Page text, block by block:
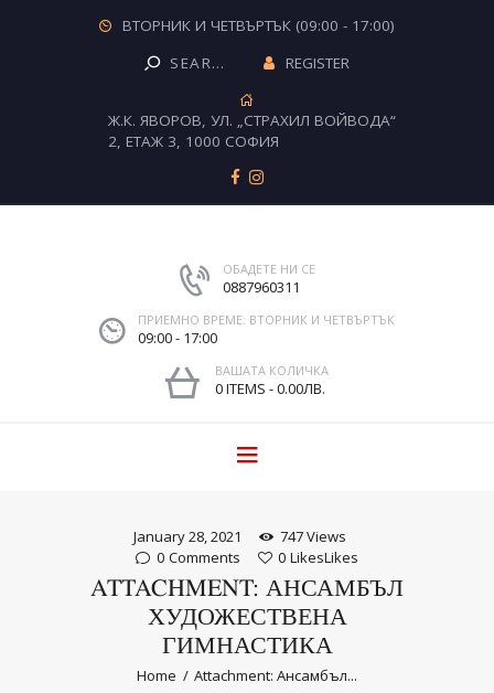
ВТОРНИК И ЧЕТВЪРТЪК (09:00 - 17:00)
REGISTER
Ж.К. ЯВОРОВ, УЛ. „СТРАХИЛ ВОЙВОДА“
2, ЕТАЖ 3, 1000 СОФИЯ
ОБАДЕТЕ НИ СЕ
0887960311
ПРИЕМНО ВРЕМЕ: ВТОРНИК И ЧЕТВЪРТЪК
09:00 - 17:00
ВАШАТА КОЛИЧКА
0 ITEMS -0.00ЛВ.
January 28, 2021 747Views
0 Comments 0 LikesLikes
ATTACHMENT: АНСАМБЪЛ
ХУДОЖЕСТВЕНА
ГИМНАСТИКА
Home Attachment: Ансамбъл...